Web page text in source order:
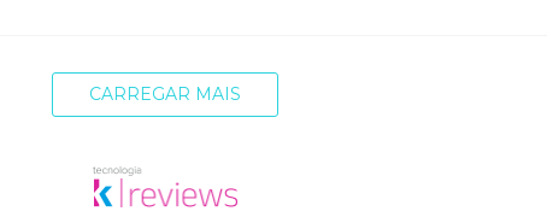
CARREGAR MAIS